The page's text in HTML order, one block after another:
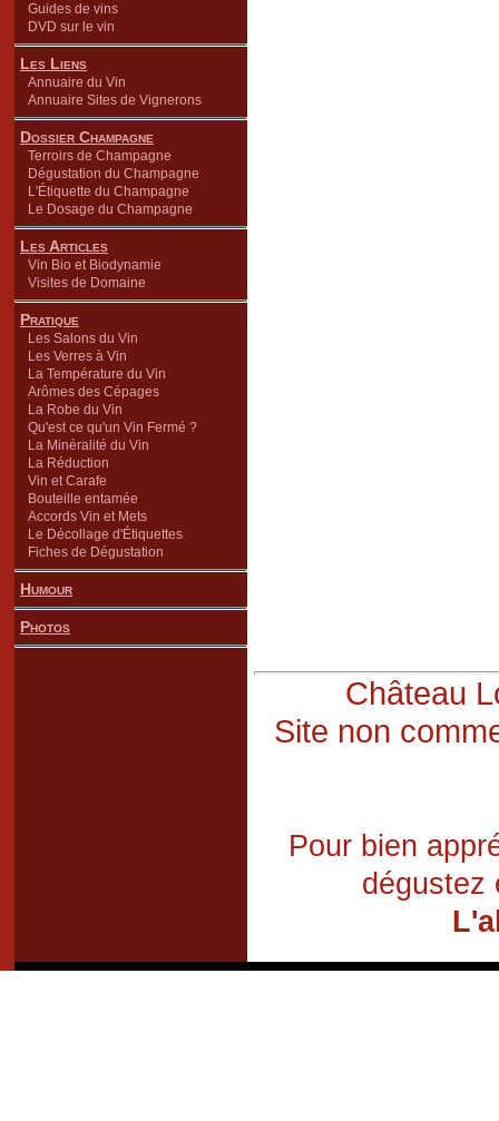
Guides de vins
DVD sur le vin
Les Liens
Annuaire du Vin
Annuaire Sites de Vignerons
Dossier Champagne
Terroirs de Champagne
Dégustation du Champagne
L'Étiquette du Champagne
Le Dosage du Champagne
Les Articles
Vin Bio et Biodynamie
Visites de Domaine
Pratique
Les Salons du Vin
Les Verres à Vin
La Température du Vin
Arômes des Cépages
La Robe du Vin
Qu'est ce qu'un Vin Fermé ?
La Minéralité du Vin
La Réduction
Vin et Carafe
Bouteille entamée
Accords Vin et Mets
Le Décollage d'Étiquettes
Fiches de Dégustation
Humour
Photos
Château
Site non
Pour bien
dégustez